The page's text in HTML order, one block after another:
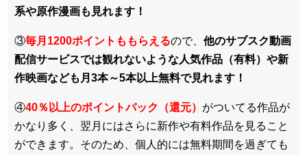
系や原作漫画も見れます！
③毎月1200ポイントももらえるので、 他のサブスク動画
配信サービスでは観れないような人気作品（有料）や新
作映画なども月3本～5本以上無料で見れます！
④40％以上のポイントバック（還元） がついてる作品が
かなり多く、翌月にはさらに新作や有料作品を見ること
ができます。そのため、個人的には無料期間を過ぎても